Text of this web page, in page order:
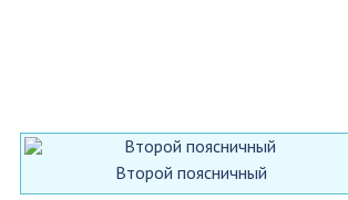
Второй поясничный